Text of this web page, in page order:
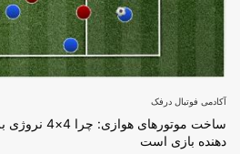
آکادمی فوتبال درفک
ساخت
دهنده بازی است